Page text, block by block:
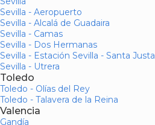
Sevilla - Aeropuerto
Sevilla - Alcalá de Guadaira
Sevilla - Camas
Sevilla - Dos Hermanas
Sevilla - Estación Sevilla - Santa Justa
Sevilla - Utrera
Toledo
Toledo - Olías del Rey
Toledo - Talavera de la Reina
Valencia
Gandía